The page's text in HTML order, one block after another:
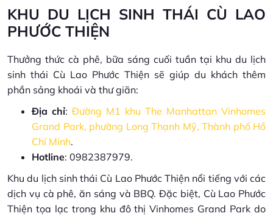
KHU DU LỊCH SINH THÁI CÙ LAO
PHƯỚC THIỆN
Thưởng thức cà phê, bữa sáng cuối tuần tại khu du lịch
sinh thái Cù Lao Phước Thiện sẽ giúp du khách thêm
phần sảng khoái và thư giãn:
Địa chỉ: Đường M1 khu The Manhattan Vinhomes
Grand Park, phường Long Thạnh Mỹ, Thành phố Hồ
Chí Minh.
Hotline: 0982387979.
Khu du lịch sinh thái Cù Lao Phước Thiện nổi tiếng với các
dịch vụ cà phê, ăn sáng và BBQ. Đặc biệt, Cù Lao Phước
Thiện tọa lạc trong khu đô thị Vinhomes Grand Park do